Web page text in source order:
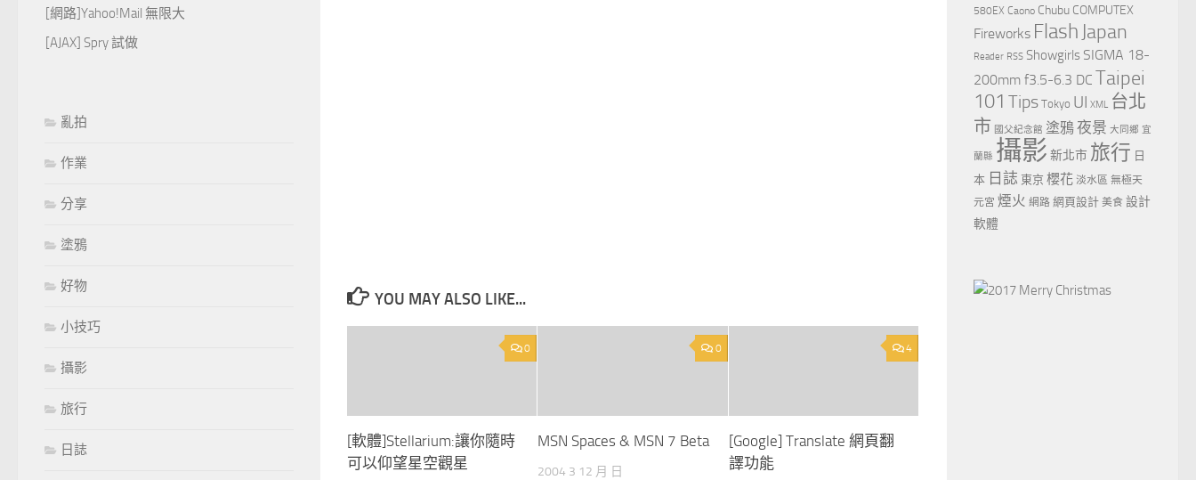
YOU MAY ALSO LIKE...
0
[軟體]Stellarium:讓你隨時
可以仰望星空觀星
0
MSN Spaces & MSN 7 Beta
2004 3 12 月 日
4
[Google] Translate 網頁翻
譯功能
[網路]Yahoo!Mail 無限大
[AJAX] Spry 試做
亂拍
作業
分享
塗鴉
好物
小技巧
攝影
旅行
日誌
580EX Caono Chubu COMPUTEX
Fireworks Flash Japan
Reader RSS Showgirls SIGMA 18-
200mm f3.5-6.3 DC Taipei
101 Tips Tokyo UI XML 台北
市 國父紀念館 塗鴉夜景 大同鄉 宜
蘭縣 攝影 新北市 旅行 日
本 日誌 東京 櫻花 淡水區 無極天
元宮 煙火 網路 網頁設計 美食 設計
軟體